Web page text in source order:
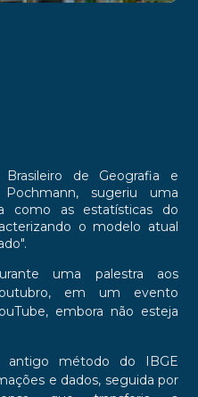
de Geografia e
sugeriu uma
como as estatísticas do
o modelo atual
uma palestra aos
em um evento
embora não esteja
antigo método do IBGE
e dados, seguida por